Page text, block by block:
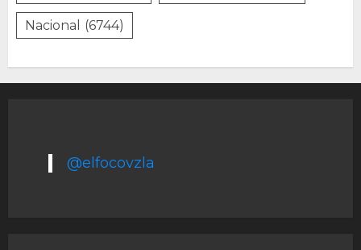
Nacional (6744)
@elfocovzla